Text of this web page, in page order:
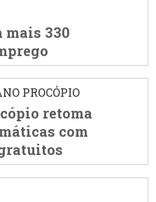
mais 330
PROCÓPIO
retoma
com